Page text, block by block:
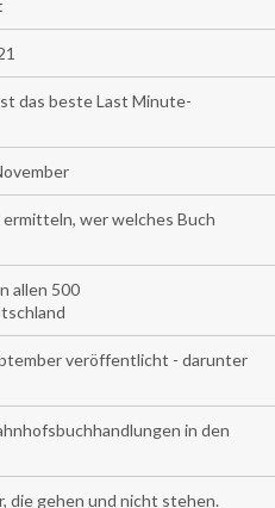
das beste Last Minute-
wer welches Buch
allen 500
veröffentlicht - darunter
in den
die gehen und nicht stehen.